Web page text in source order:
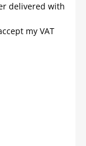
delivered with
my VAT